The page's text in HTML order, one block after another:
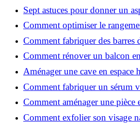
Sept astuces pour donner un
à votre cuisine
Comment optimiser le
et gagner de la place ?
Comment fabriquer des barres
de karité ?
Comment rénover un balcon
budget et matériaux ?
Aménager une cave en espace
essentielles
Comment fabriquer un sérum
l'huile de rose musquée ?
Comment aménager une pièce
efficacement ?
Comment exfolier son visage